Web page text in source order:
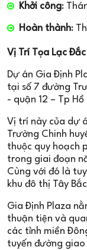
Khởi công:
Hoàn thành:
Vị Trí Tọa Lạc
Dự án Gia Định
tại số 7 đường
- quận 12 – Tp Hồ
Vị trí này của dự
Trường Chinh
thuộc quy hoạch
trong giai đoạn
Cùng với đó là
khu đô thị Tây
Gia Định Plaza
thuận tiện và
các tỉnh miền
tuyến đường giao